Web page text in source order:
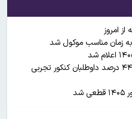
امروز
به زمان مناسب موکول شد
کاهش چهار پله‌ای رتبه علمی کشور/۴۴ درصد داوطلبان کنکور تجربی